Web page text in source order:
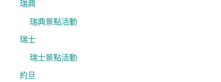
瑞典
瑞典景點活動
瑞士
瑞士景點活動
約旦